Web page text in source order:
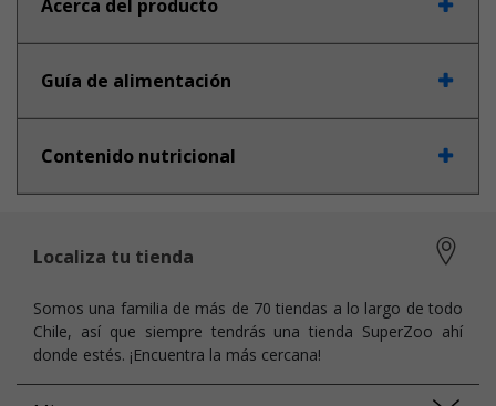
Acerca del producto
Guía de alimentación
Contenido nutricional
Localiza tu tienda
Somos una familia de más de 70 tiendas a lo largo de todo
Chile, así que siempre tendrás una tienda SuperZoo ahí
donde estés. ¡Encuentra la más cercana!